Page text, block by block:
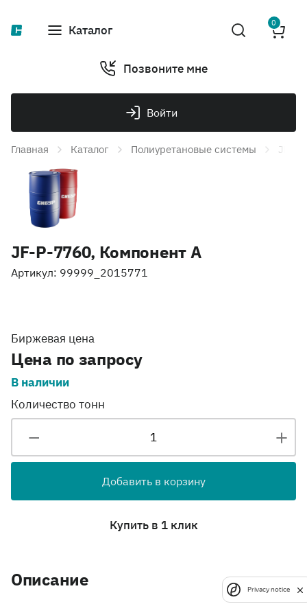
Каталог 0
Позвоните мне
Войти
Главная Каталог Полиуретановые системы JF-
JF-P-7760, Компонент А
Артикул: 99999_2015771
Биржевая цена
Цена по запросу
В наличии
Количество тонн
Добавить в корзину
Купить в 1 клик
Описание Privacy notice